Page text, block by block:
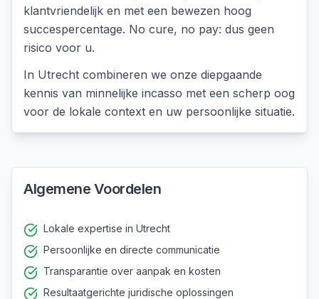
klantvriendelijk en met een bewezen hoog
succespercentage. No cure, no pay: dus geen
risico voor u.
In Utrecht combineren we onze diepgaande
kennis van minnelijke incasso met een scherp oog
voor de lokale context en uw persoonlijke situatie.
Algemene Voordelen
Lokale expertise in Utrecht
Persoonlijke en directe communicatie
Transparantie over aanpak en kosten
Resultaatgerichte juridische oplossingen